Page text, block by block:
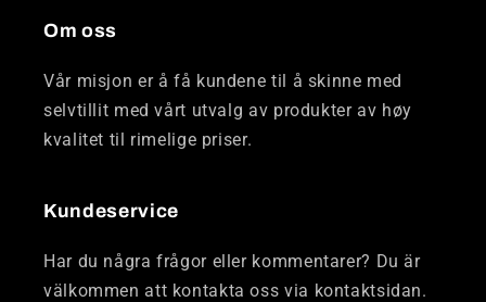
Om oss
Vår misjon er å få kundene til å skinne med
selvtillit med vårt utvalg av produkter av høy
kvalitet til rimelige priser.
Kundeservice
Har du några frågor eller kommentarer? Du är
välkommen att kontakta oss via kontaktsidan.